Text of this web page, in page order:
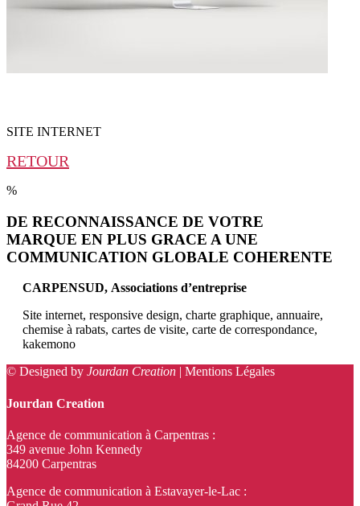
SITE INTERNET
RETOUR
%
DE RECONNAISSANCE DE VOTRE
MARQUE EN PLUS GRACE A UNE
COMMUNICATION GLOBALE COHERENTE
CARPENSUD, Associations d’entreprise
Site internet, responsive design, charte graphique, annuaire,
chemise à rabats, cartes de visite, carte de correspondance,
kakemono
© Designed by Jourdan Creation | Mentions Légales
Jourdan Creation
Agence de communication à Carpentras :
349 avenue John Kennedy
84200 Carpentras
Agence de communication à Estavayer-le-Lac :